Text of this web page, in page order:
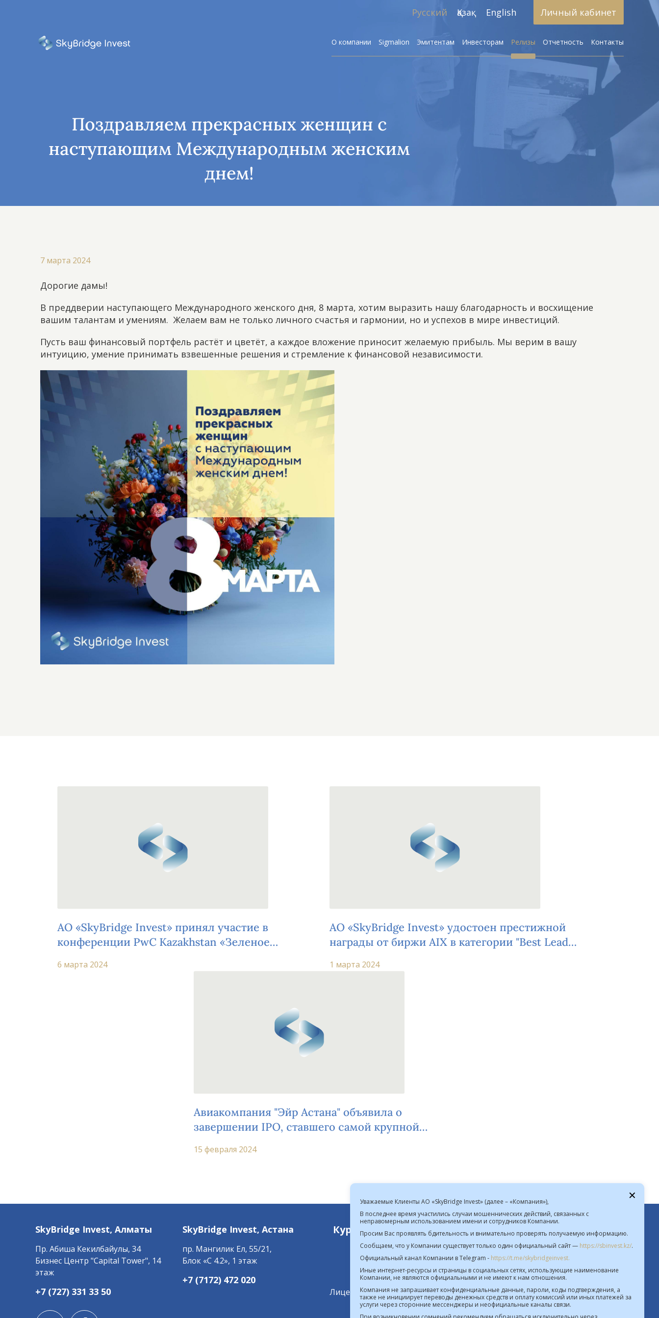
Русский Қазақ English Личный кабинет
О компании Sigmalion Эмитентам Инвесторам Релизы Отчетность Контакты
Поздравляем прекрасных женщин с
наступающим Международным женским
днем!
7 марта 2024
Дорогие дамы!
В преддверии наступающего Международного женского дня, 8 марта, хотим выразить нашу благодарность и восхищение
вашим талантам и умениям. Желаем вам не только личного счастья и гармонии, но и успехов в мире инвестиций.
Пусть ваш финансовый портфель растёт и цветёт, а каждое вложение приносит желаемую прибыль. Мы верим в вашу
интуицию, умение принимать взвешенные решения и стремление к финансовой независимости.
АО «SkyBridge Invest» принял участие в
конференции PwC Kazakhstan «Зеленое
Возможности в Евразии» в Алмате, привлекшая
6 марта 2024
AO «SkyBridge Invest» удостоен престижной
награды от биржи AIX в категории "Best Lead
1 марта 2024
Авиакомпания "Эйр Астана" объявила о
завершении IPO, ставшего самой крупной
15 февраля 2024
SkyBridge Invest, Алматы
Пр. ​Абиша Кекилбайулы, 34
Бизнес Центр "Capital Tower", 14
этаж
+7 (727) 331 33 50
SkyBridge Invest, Астана
пр. Мангилик Ел, 55/21,
Блок «С 4.2», 1 этаж
+7 (7172) 472 020
Курс валют в РК на 06.08.2026  |  $ 469.85 KZT   € 542.16 KZT
Политика Информационной безопасности
Лицензия на осуществление деятельности на рынке ценных бумаг
№4.2.192/113 от 20.07.2016
Лицензия на осуществление деятельности на территории МФЦА №112018-
0012 от 21.11.2018
✕
Уважаемые Клиенты АО «SkyBridge Invest» (далее – «Компания»),
В последнее время участились случаи мошеннических действий, связанных с
неправомерным использованием имени и сотрудников Компании.
Просим Вас проявлять бдительность и внимательно проверять получаемую информацию.
Сообщаем, что у Компании существует только один официальный сайт — https://sbinvest.kz/.
Официальный канал Компании в Telegram - https://t.me/skybridgeinvest.
Иные интернет-ресурсы и страницы в социальных сетях, использующие наименование
Компании, не являются официальными и не имеют к нам отношения.
Компания не запрашивает конфиденциальные данные, пароли, коды подтверждения, а
также не инициирует переводы денежных средств и оплату комиссий или иных платежей за
услуги через сторонние мессенджеры и неофициальные каналы связи.